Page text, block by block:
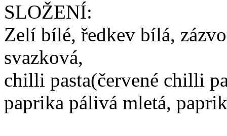
SLOŽENÍ:
Zelí bílé, ředkev bílá,
svazková,
chilli pasta(červené chilli
paprika pálivá mletá,